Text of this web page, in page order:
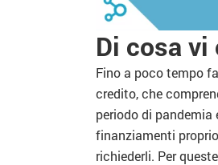
Di cosa vi
Fino a poco tempo
credito, che
periodo di
finanziamenti
richiederli. Per